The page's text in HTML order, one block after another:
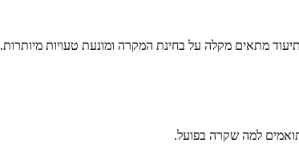
מתאים מקלה על בחינת המקרה ומונעת טעויות מיותרות.
למה שקרה בפועל.